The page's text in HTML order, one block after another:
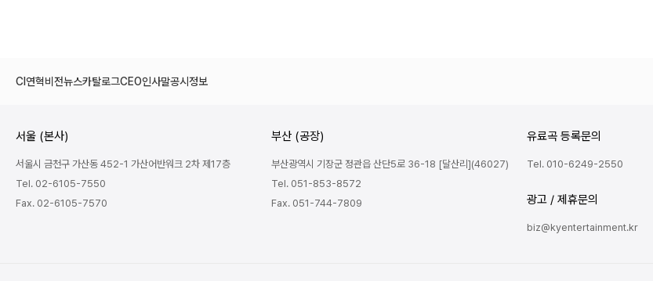
CI 연혁비전뉴스카탈로그CEO인사말공시정보
서울 (본사)
서울시 금천구 가산동 452-1 가산어반워크 2차 제17층
Tel. 02-6105-7550
Fax. 02-6105-7570
부산 (공장)
부산광역시 기장군 정관읍 산단5로 36-18 [달산리](46027)
Tel. 051-853-8572
Fax. 051-744-7809
유료곡 등록문의
Tel. 010-6249-2550
광고 / 제휴문의
biz@kyentertainment.kr